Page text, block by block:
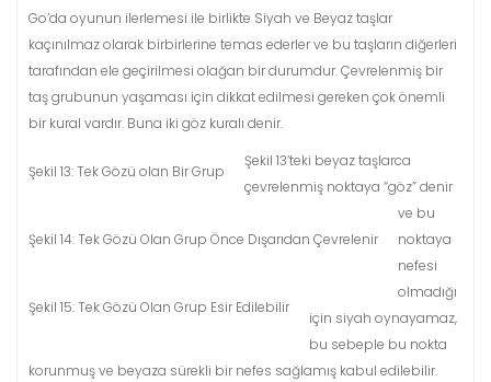
Go’da oyunun ilerlemesi ile birlikte Siyah ve Beyaz taşlar
kaçınılmaz olarak birbirlerine temas ederler ve bu taşların diğerleri
tarafından ele geçirilmesi olağan bir durumdur. Çevrelenmiş bir
taş grubunun yaşaması için dikkat edilmesi gereken çok önemli
bir kural vardır. Buna iki göz kuralı denir.
Şekil 13: Tek Gözü olan Bir Grup
Şekil 14: Tek Gözü Olan Grup Önce Dışarıdan Çevrelenir
Şekil 15: Tek Gözü Olan Grup Esir Edilebilir
Şekil 13’teki beyaz taşlarca
çevrelenmiş noktaya “göz” denir
ve bu
noktaya
nefesi
olmadığı
için siyah oynayamaz,
bu sebeple bu nokta
korunmuş ve beyaza sürekli bir nefes sağlamış kabul edilebilir.